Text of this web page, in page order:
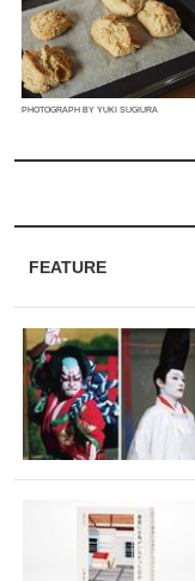
FEATURE
PHOTOGRAPH BY YUKI SUGIURA